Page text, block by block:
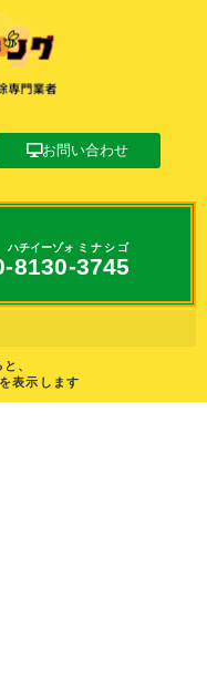
お問い合わせ
8130
ハチイーゾォ
-3745
ミナシゴ
、
表示します